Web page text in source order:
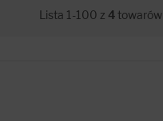
Lista 1-100 z 4towarów